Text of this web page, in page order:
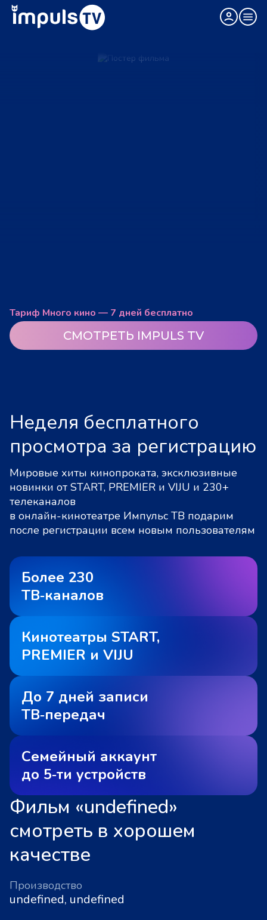
Тариф Много кино — 7 дней бесплатно
СМОТРЕТЬ IMPULS TV
Неделя бесплатного
просмотра за регистрацию
Мировые хиты кинопроката, эксклюзивные
новинки от START, PREMIER и VIJU и 230+
телеканалов
в онлайн-кинотеатре Импульс ТВ подарим
после регистрации всем новым пользователям
Более 230
ТВ‑каналов
Кинотеатры START,
PREMIER и VIJU
До 7 дней записи
ТВ‑передач
Семейный аккаунт
до 5‑ти устройств
Фильм «undefined»
смотреть в хорошем
качестве
Производство
undefined, undefined